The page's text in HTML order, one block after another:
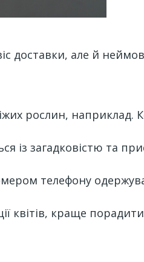
доставки, але й
рослин, наприклад.
із загадковістю та
телефону
квітів, краще